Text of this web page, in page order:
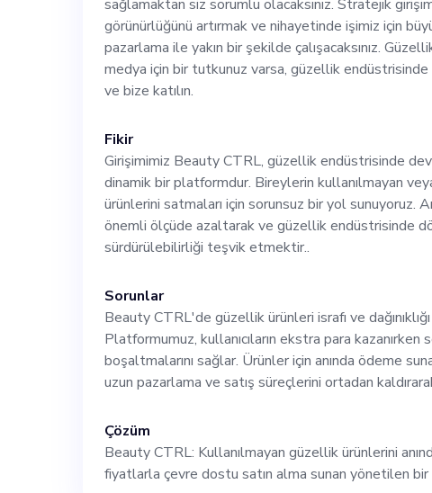
oluşturmaktan
büyütmek için
olacaksınız.
marka
işimiz için
yakın bir şekilde
sürdürülebilirlik
varsa, güzellik
başvurun ve bize
sağlamaktan siz sorumlu olacaksınız. Stratejik
görünürlüğünü artırmak ve nihayetinde işimiz için
pazarlama ile yakın bir şekilde çalışacaksınız.
medya için bir tutkunuz varsa, güzellik
ve bize katılın.
Fikir
Girişimimiz Beauty CTRL, güzellik endüstrisinde
dinamik bir platformdur. Bireylerin kullanılmayan
ürünlerini satmaları için sorunsuz bir yol sunuyoruz.
önemli ölçüde azaltarak ve güzellik endüstrisinde
sürdürülebilirliği teşvik etmektir..
Sorunlar
Beauty CTRL'de güzellik ürünleri israfı ve
Platformumuz, kullanıcıların ekstra para
boşaltmalarını sağlar. Ürünler için anında ödeme
uzun pazarlama ve satış süreçlerini ortadan
Çözüm
Beauty CTRL: Kullanılmayan güzellik ürünlerini
fiyatlarla çevre dostu satın alma sunan yönetilen bir